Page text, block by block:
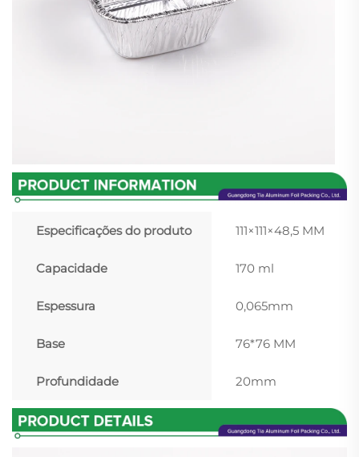
Especificações do produto 111×111×48,5 MM
Capacidade 170 ml
Espessura 0,065mm
Base 76*76 MM
Profundidade 20mm